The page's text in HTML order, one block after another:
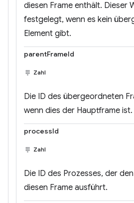
diesen Frame enthält. Dieser
festgelegt, wenn es kein
Element gibt.
parentFrameId
Zahl
Die ID des übergeordneten
wenn dies der Hauptframe ist.
processId
Zahl
Die ID des Prozesses, der
diesen Frame ausführt.